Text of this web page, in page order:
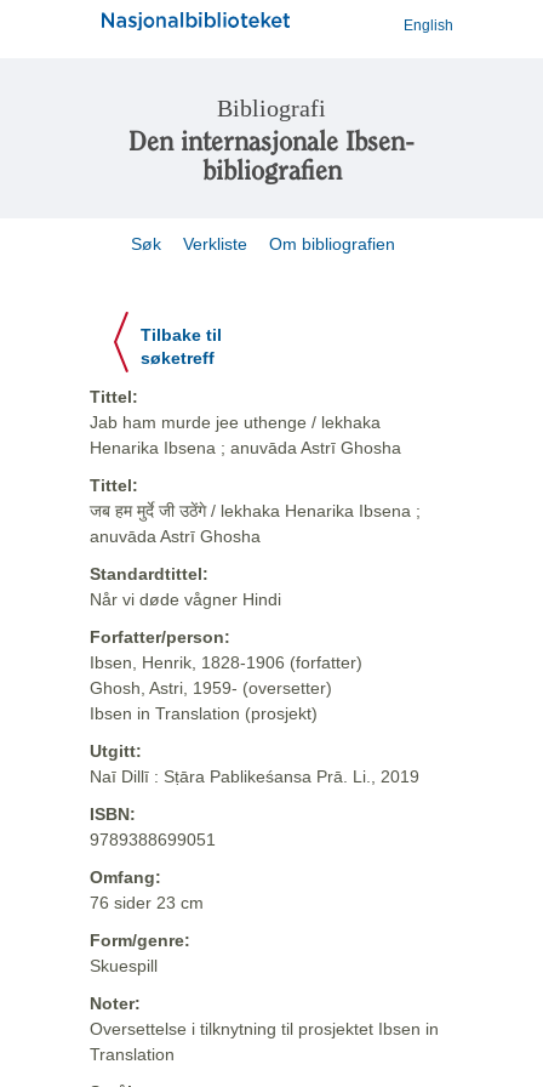
English
Bibliografi
Den internasjonale Ibsen-
bibliografien
Søk Verkliste Om bibliografien
Tilbake til
søketreff
Tittel:
Jab ham murde jee uthenge / lekhaka
Henarika Ibsena ; anuvāda Astrī Ghosha
Tittel:
जब हम मुर्दे जी उठेंगे / lekhaka Henarika Ibsena ;
anuvāda Astrī Ghosha
Standardtittel:
Når vi døde vågner Hindi
Forfatter/person:
Ibsen, Henrik, 1828-1906 (forfatter)
Ghosh, Astri, 1959- (oversetter)
Ibsen in Translation (prosjekt)
Utgitt:
Naī Dillī : Sṭāra Pablikeśansa Prā. Li., 2019
ISBN:
9789388699051
Omfang:
76 sider 23 cm
Form/genre:
Skuespill
Noter:
Oversettelse i tilknytning til prosjektet Ibsen in
Translation